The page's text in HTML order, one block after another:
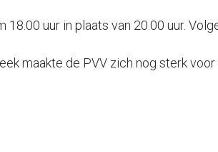
uur in plaats van 20.00 uur.
maakte de PVV zich nog sterk